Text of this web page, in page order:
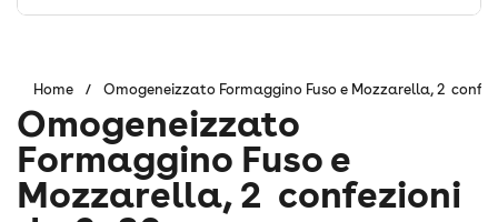
Home / Omogeneizzato Formaggino Fuso e Mozzarella, 2
Omogeneizzato
Formaggino Fuso e
Mozzarella, 2 confezioni